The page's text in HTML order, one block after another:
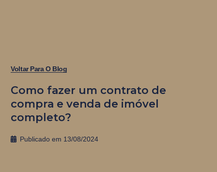
Voltar Para O Blog
Como fazer um contrato de
compra e venda de imóvel
completo?
Publicado em 13/08/2024